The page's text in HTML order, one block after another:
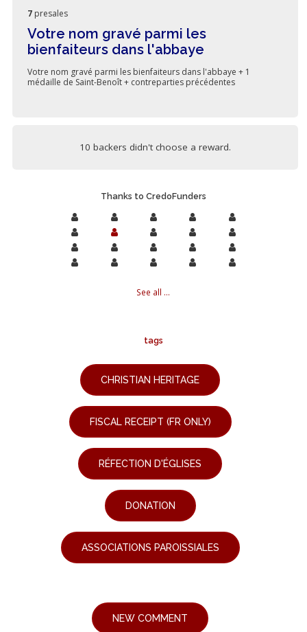
7 presales
Votre nom gravé parmi les
bienfaiteurs dans l'abbaye
Votre nom gravé parmi les bienfaiteurs dans l'abbaye + 1
médaille de Saint-Benoît + contreparties précédentes
10 backers didn't choose a reward.
Thanks to CredoFunders
See all ...
tags
CHRISTIAN HERITAGE
FISCAL RECEIPT (FR ONLY)
RÉFECTION D'ÉGLISES
DONATION
ASSOCIATIONS PAROISSIALES
NEW COMMENT